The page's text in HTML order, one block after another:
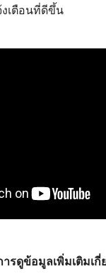
งเตือนที่ดีขึ้น
รดูข้อมูลเพิ่มเติมเกี่